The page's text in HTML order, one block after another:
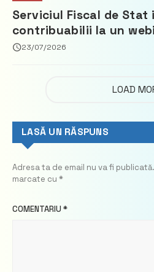
Serviciul Fiscal de Stat
contribuabilii la un
privind calculul
23/07/2026
LOAD
LASĂ UN RĂSPUNS
Adresa ta de email nu va fi publicată.
marcate cu *
COMENTARIU *